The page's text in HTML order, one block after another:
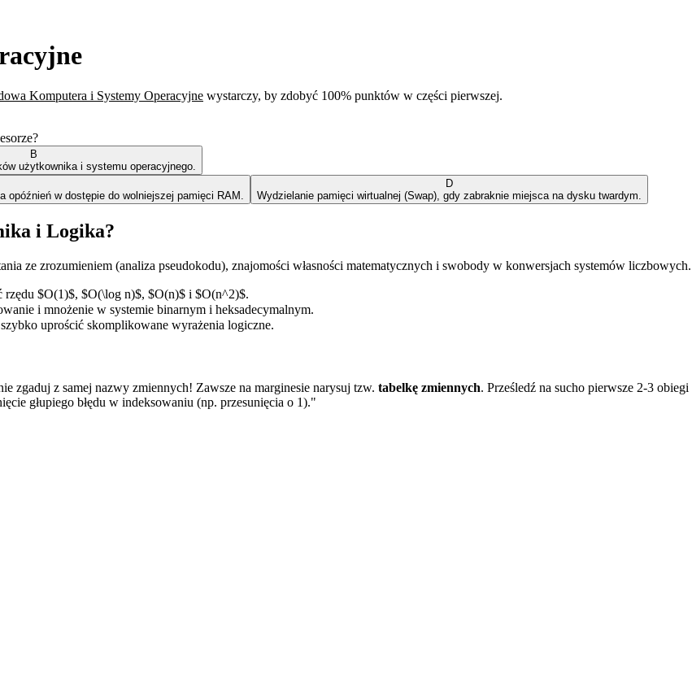
Komputera i Systemy Operacyjne wystarczy, by zdobyć 100% punktów w części pierwszej.
B
użytkownika i systemu operacyjnego.
w dostępie do wolniejszej pamięci RAM.
D
Wydzielanie pamięci wirtualnej (Swap), gdy zabraknie miejsca na dysku twardym.
i Logika?
ze zrozumieniem (analiza pseudokodu), znajomości własności matematycznych i swobody w konwersjach systemów liczbowych.
rzędu $O(1)$, $O(\log n)$, $O(n)$ i $O(n^2)$.
i mnożenie w systemie binarnym i heksadecymalnym.
uprościć skomplikowane wyrażenia logiczne.
zgaduj z samej nazwy zmiennych! Zawsze na marginesie narysuj tzw. tabelkę zmiennych. Prześledź na sucho pierwsze 2-3 obiegi
głupiego błędu w indeksowaniu (np. przesunięcia o 1)."